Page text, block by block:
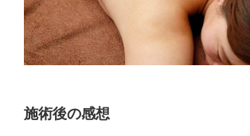
施術後の感想